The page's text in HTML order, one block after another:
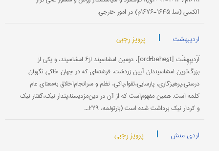
آلکسی (سل‍ ۱۶۴۵-۱۶۷۶م) در امور خارجی.
اردیبهشت | پرویز رجبی
اُرْدیبِهِشْت [ordībehešt]، دومین امشاسپند از۶ امشاسپند، و یکی از
بزرگ‌ترین امشاسپندان آیین زردشت. فرشته‌ای که در جهان خاکی نگهبان
درستی،پرهیزگاری، پارسایی،تقوا،پاکی، نظم و سرانجام‌اخلاق به‌معنای عام
کلمه است. همین مفهوم‌است که از آن در دین‌مزدیسنا،پندار نیک،گفتار نیک
و کردار نیک برداشت شده است (بارتولمه، ۲۲۹...
اردی منش | پرویز رجبی